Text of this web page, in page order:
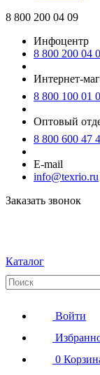
8 800 200 04 09
Инфоцентр
8 800 200 04
Интернет-
8 800 100 01
Оптовый
8 800 600 47
E-mail
info@texrio.ru
Заказать звонок
Каталог
Войти
0